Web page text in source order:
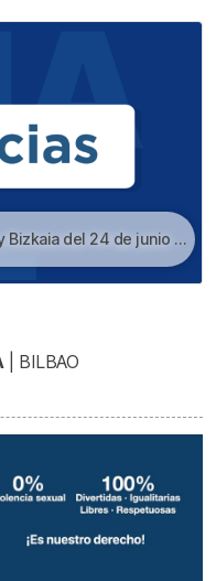
de Bilbao y Bizkaia de las 12 con Juanma Jubera del 24 de junio
| BILBAO